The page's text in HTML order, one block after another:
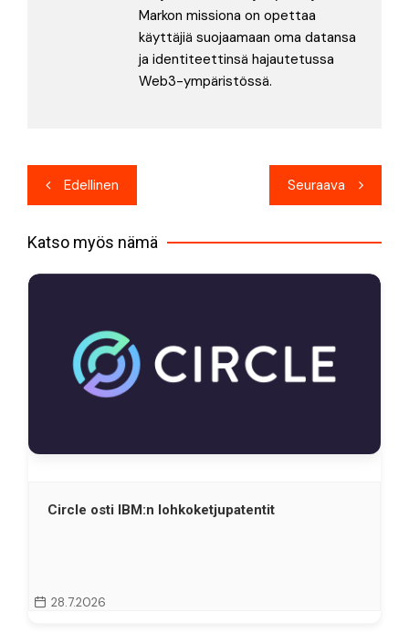
Markon missiona on opettaa
käyttäjiä suojaamaan oma datansa
ja identiteettinsä hajautetussa
Web3-ympäristössä.
Artikkelien
selaus
Edellinen Seuraava
Katso myös nämä
Circle osti IBM:n lohkoketjupatentit
28.7.2026